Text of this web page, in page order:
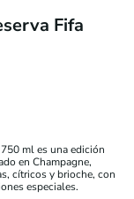
Fifa
ml es una edición
en Champagne,
cítricos y brioche, con
especiales.